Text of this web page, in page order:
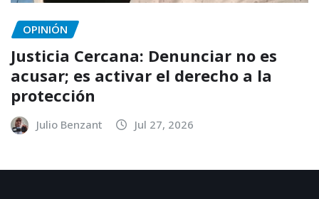
OPINIÓN
Justicia Cercana: Denunciar no es
acusar; es activar el derecho a la
protección
Julio Benzant Jul 27, 2026